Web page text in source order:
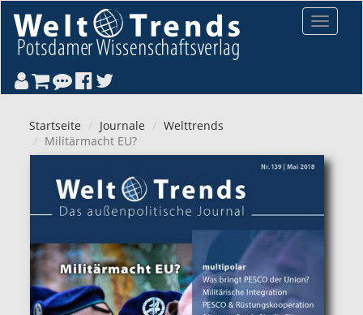
Toggle
Startseite Journale
Welttrends
Militärmacht EU?